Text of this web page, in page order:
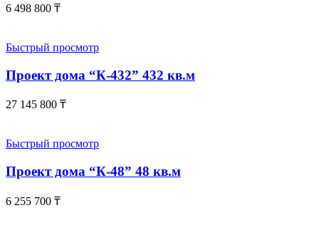
6 498 800 ₸
Быстрый просмотр
Проект дома “К-432” 432 кв.м
27 145 800 ₸
Быстрый просмотр
Проект дома “К-48” 48 кв.м
6 255 700 ₸